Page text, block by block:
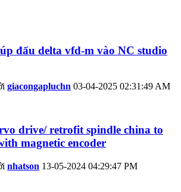
đấu delta vfd-m vào NC studio
giacongapluchn 03-04-2025 02:31:49 AM
drive/ retrofit spindle china to
magnetic encoder
nhatson 13-05-2024 04:29:47 PM